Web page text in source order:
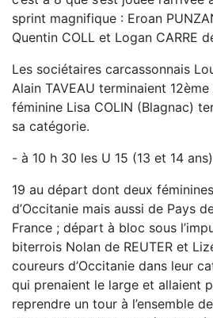
sprint magnifique : Eroan
Quentin COLL et Logan CARRE
Les sociétaires carcassonnais
Alain TAVEAU terminaient
féminine Lisa COLIN (Blagnac)
sa catégorie.
- à 10 h 30 les U 15 (13 et 14
19 au départ dont deux
d’Occitanie mais aussi de Pays
France ; départ à bloc sous
biterrois Nolan de REUTER et
coureurs d’Occitanie dans leur
qui prenaient le large et allaient
reprendre un tour à l’ensemble